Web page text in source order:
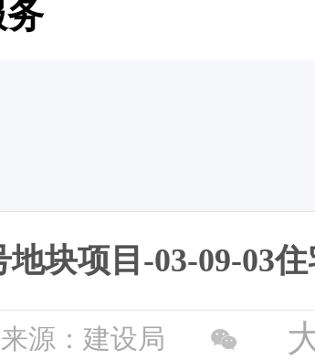
务
块项目-03-09-03
源：建设局